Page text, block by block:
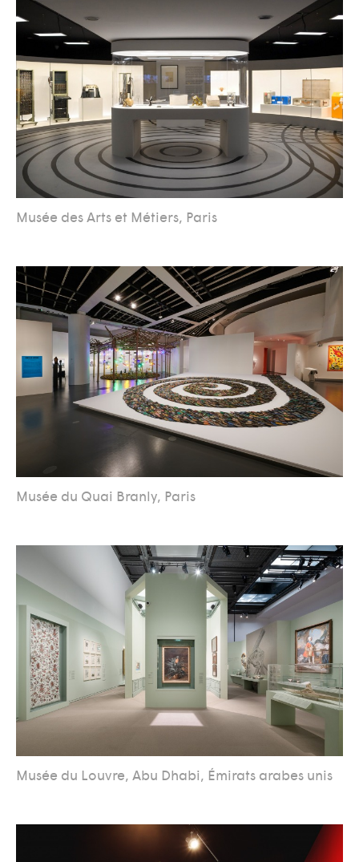
Musée des Arts et Métiers, Paris
Musée du Quai Branly, Paris
Musée du Louvre, Abu Dhabi, Émirats arabes unis